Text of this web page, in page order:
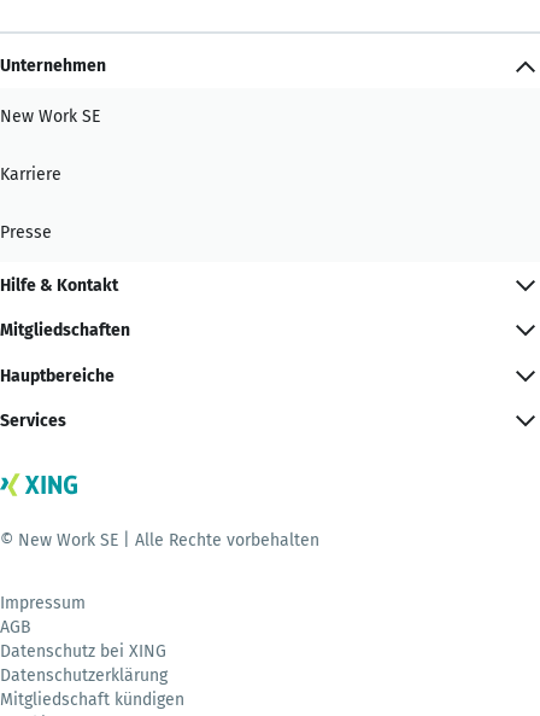
Unternehmen
New Work SE
Karriere
Presse
Hilfe & Kontakt
Mitgliedschaften
Hauptbereiche
Services
© New Work SE | Alle Rechte vorbehalten
Impressum
AGB
Datenschutz bei XING
Datenschutzerklärung
Mitgliedschaft kündigen